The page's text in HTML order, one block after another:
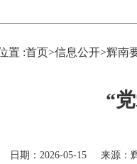
置 :首页>信息公开>辉南
“
日期：2026-05-15 来源：